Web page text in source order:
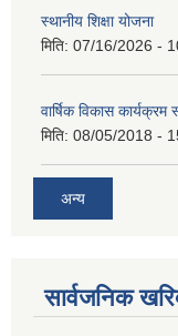
स्थानीय शिक्षा योजना
मिति: 07/16/2026 -
वार्षिक विकास कार्यक्रम
मिति: 08/05/2018 -
अन्य
सार्वजनिक